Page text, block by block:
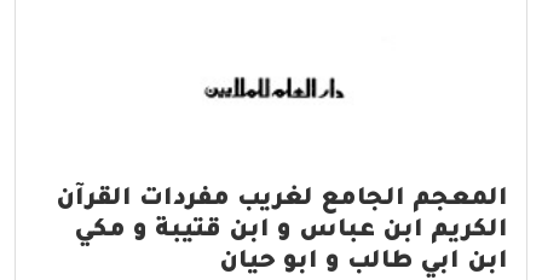
المعجم الجامع لغريب مفردات القرآن
الكريم ابن عباس و ابن قتيبة و مكي
ابن ابي طالب و ابو حيان